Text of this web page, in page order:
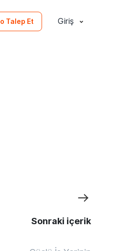
Talep Et Giriş
Sonraki içerik